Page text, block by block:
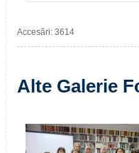
Accesări: 3614
Alte Galerie